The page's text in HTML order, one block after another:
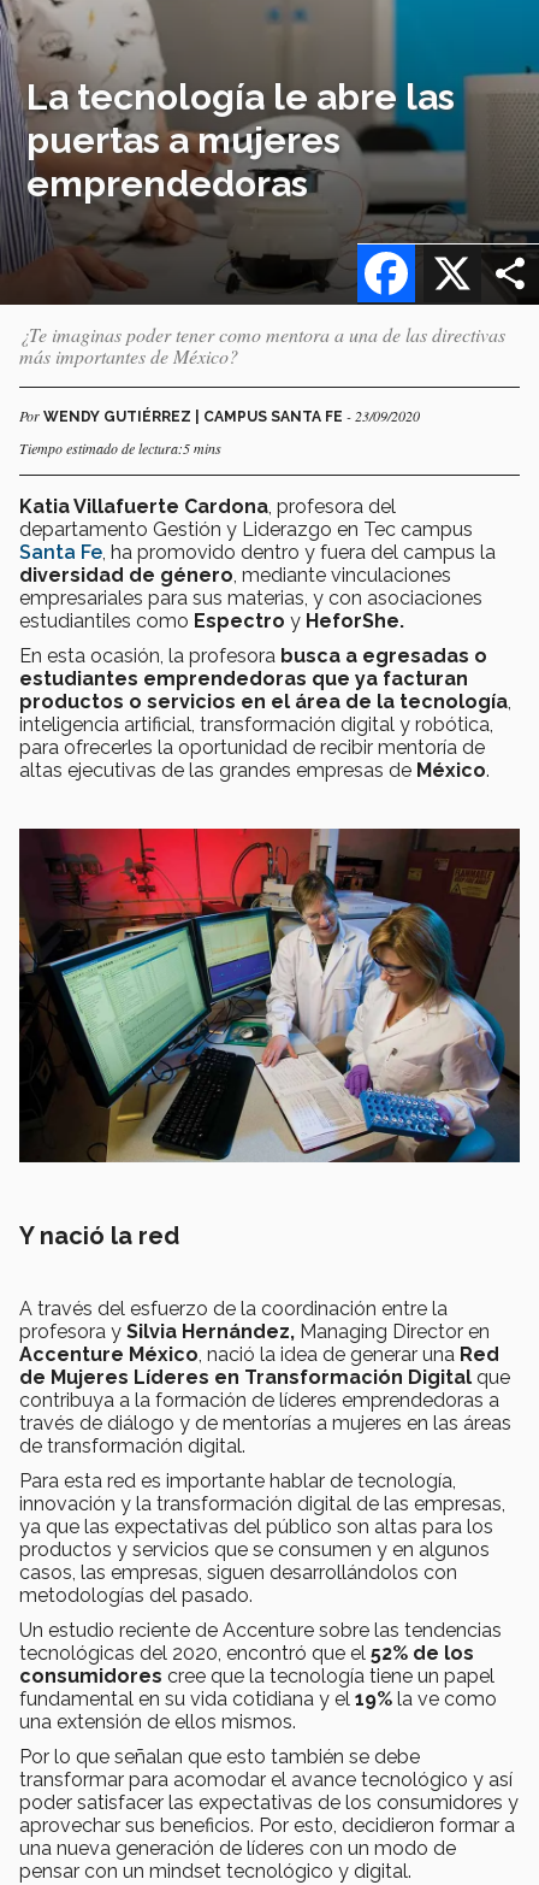
La tecnología le abre las
puertas a mujeres
emprendedoras
X
Facebook
¿Te imaginas poder tener como mentora a una de las directivas
más importantes de México?
Por WENDY GUTIÉRREZ | CAMPUS SANTA FE - 23/09/2020
Tiempo estimado de lectura:5 mins
Katia Villafuerte Cardona , profesora del
departamento Gestión y Liderazgo en Tec campus
Santa Fe , ha promovido dentro y fuera del campus la
diversidad de género , mediante vinculaciones
empresariales para sus materias, y con asociaciones
estudiantiles como Espectro y HeforShe.
En esta ocasión, la profesora busca a egresadas o
estudiantes emprendedoras que ya facturan
productos o servicios en el área de la tecnología
inteligencia artificial, transformación digital y robótica,
para ofrecerles la oportunidad de recibir mentoría de
altas ejecutivas de las grandes empresas de México.
Y nació la red
A través del esfuerzo de la coordinación entre la
profesora y Silvia Hernández, Managing Director en
Accenture México, nació la idea de generar una Red
de Mujeres Líderes en Transformación Digital que
contribuya a la formación de líderes emprendedoras a
través de diálogo y de mentorías a mujeres en las áreas
de transformación digital.
Para esta red es importante hablar de tecnología,
innovación y la transformación digital de las empresas,
ya que las expectativas del público son altas para los
productos y servicios que se consumen y en algunos
casos, las empresas, siguen desarrollándolos con
metodologías del pasado.
Un estudio reciente de Accenture sobre las tendencias
tecnológicas del 2020, encontró que el 52% de los
consumidores cree que la tecnología tiene un papel
fundamental en su vida cotidiana y el 19% la ve como
una extensión de ellos mismos.
Por lo que señalan que esto también se debe
transformar para acomodar el avance tecnológico y así
poder satisfacer las expectativas de los consumidores y
aprovechar sus beneficios. Por esto, decidieron formar a
una nueva generación de líderes con un modo de
pensar con un mindset tecnológico y digital.